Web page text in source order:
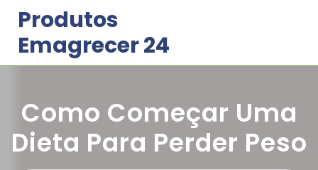
content
Produtos
Emagrecer 24
Como Começar Uma
Dieta Para Perder Peso